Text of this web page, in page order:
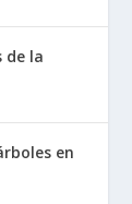
de la
en